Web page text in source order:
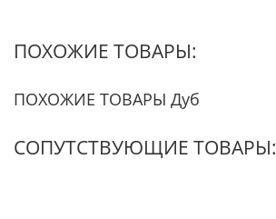
ПОХОЖИЕ ТОВАРЫ:
ПОХОЖИЕ ТОВАРЫ Дуб
СОПУТСТВУЮЩИЕ ТОВАРЫ: